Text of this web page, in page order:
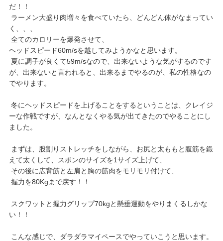
だ！！
ラーメン大盛り肉増々を食べていたら、どんどん体がなまってい
く、、、
全てのカロリーを爆発させて、
ヘッドスピード60m/sを越してみようかなと思います。
夏に調子が良くて59m/sなので、出来ないような気がするのです
が、出来ないと言われると、出来るまでやるのが、私の性格なの
でやります。
冬にヘッドスピードを上げることをするということは、クレイジ
ーな作戦ですが、なんとなくやる気が出てきたのでやることにし
ました。
まずは、股割りストレッチをしながら、お尻と太ももと腹筋を鍛
えて太くして、スボンのサイズを1サイズ上げて、
その後に広背筋と左肩と胸の筋肉をモリモリ付けて、
握力を80Kgまで戻す！！
スクワットと握力グリップ70kgと懸垂運動をやりまくるしかな
い！！
こんな感じで、ダラダラマイペースでやっていこうと思います。